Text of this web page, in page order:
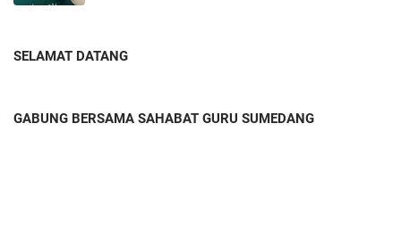
SELAMAT DATANG
GABUNG BERSAMA SAHABAT GURU SUMEDANG